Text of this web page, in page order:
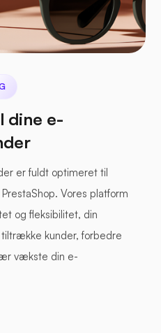
dine e-
er fuldt optimeret til
Vores platform
og fleksibilitet, din
tiltrække kunder, forbedre
vækste din e-